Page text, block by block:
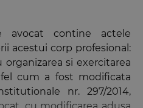
avocat contine actele
acestui corp profesional:
organizarea si exercitarea
cum a fost modificata
nr. 297/2014,
cu modificarea adusa